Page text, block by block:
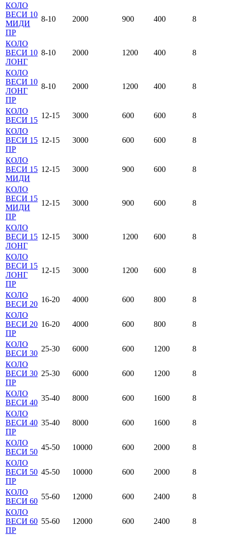
КОЛО
ВЕСИ 10
МИДИ
ПР
8-10 2000 900 400 8
КОЛО
ВЕСИ 10
ЛОНГ
8-10 2000 1200 400 8
КОЛО
ВЕСИ 10
ЛОНГ
ПР
8-10 2000 1200 400 8
КОЛО
ВЕСИ 15
12-15 3000 600 600
8
КОЛО
ВЕСИ 15
ПР
12-15 3000 600 600 8
КОЛО
ВЕСИ 15
МИДИ
12-15 3000 900 600 8
КОЛО
ВЕСИ 15
МИДИ
ПР
12-15 3000 900 600 8
КОЛО
ВЕСИ 15
ЛОНГ
12-15 3000 1200 600 8
КОЛО
ВЕСИ 15
ЛОНГ
ПР
12-15 3000 1200 600 8
КОЛО
ВЕСИ 20
16-20 4000 600 800
8
КОЛО
ВЕСИ 20
ПР
16-20 4000 600 800 8
КОЛО
ВЕСИ 30
25-30 6000 600 1200
8
КОЛО
ВЕСИ 30
ПР
25-30 6000 600 1200 8
КОЛО
ВЕСИ 40
35-40 8000 600 1600
8
КОЛО
ВЕСИ 40
ПР
35-40 8000 600 1600 8
КОЛО
ВЕСИ 50
45-50 10000 600 2000
8
КОЛО
ВЕСИ 50
ПР
45-50 10000 600 2000 8
КОЛО
ВЕСИ 60
55-60 12000 600 2400
8
КОЛО
ВЕСИ 60
ПР
55-60 12000 600 2400 8